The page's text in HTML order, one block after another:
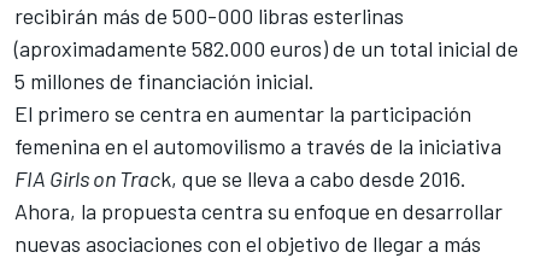
recibirán más de 500-000 libras esterlinas
(aproximadamente 582.000 euros)de un total inicial de
5 millones de financiación inicial.
El primero se centra en aumentar la participación
femenina en el automovilismo a través de la iniciativa
FIA Girls on Track, que se lleva a cabo desde 2016.
Ahora, la propuesta centra su enfoque en desarrollar
nuevas asociaciones con el objetivo de llegar a más